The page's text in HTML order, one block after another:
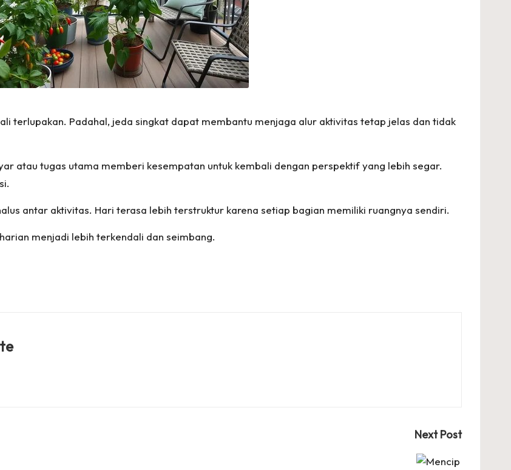
terlupakan. Padahal, jeda singkat dapat membantu menjaga alur aktivitas tetap jelas dan tidak
atau tugas utama memberi kesempatan untuk kembali dengan perspektif yang lebih segar.
antar aktivitas. Hari terasa lebih terstruktur karena setiap bagian memiliki ruangnya sendiri.
menjadi lebih terkendali dan seimbang.
Next Post